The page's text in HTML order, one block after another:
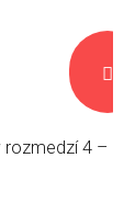

4 – 8